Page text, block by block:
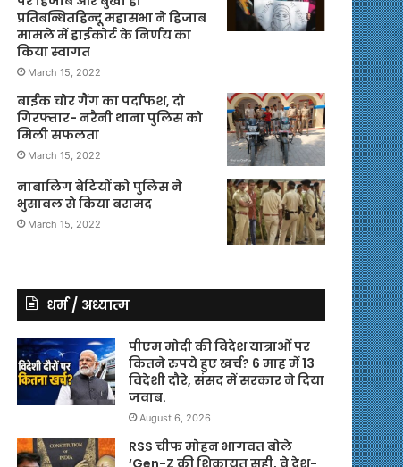
प्रतिबन्धितहिन्दू महासभा ने हिजाब
मामले में हाईकोर्ट के निर्णय का
किया स्वागत
March 15, 2022
बाईक चोर गैंग का पर्दाफश, दो
गिरफ्तार- नरैनी थाना पुलिस को
मिली सफलता
March 15, 2022
नाबालिग बेटियों को पुलिस ने
भुसावल से किया बरामद
March 15, 2022
धर्म / अध्यात्म
पीएम मोदी की विदेश यात्राओं पर
कितने रुपये हुए खर्च? 6 माह में 13
विदेशी दौरे, संसद में सरकार ने दिया
जवाब.
August 6, 2026
RSS चीफ मोहन भागवत बोले
‘Gen-Z की शिकायत सही, वे देश-